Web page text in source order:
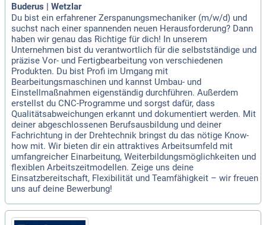
Buderus | Wetzlar
Du bist ein erfahrener Zerspanungsmechaniker (m/w/d) und
suchst nach einer spannenden neuen Herausforderung? Dann
haben wir genau das Richtige für dich! In unserem
Unternehmen bist du verantwortlich für die selbstständige und
präzise Vor- und Fertigbearbeitung von verschiedenen
Produkten. Du bist Profi im Umgang mit
Bearbeitungsmaschinen und kannst Umbau- und
Einstellmaßnahmen eigenständig durchführen. Außerdem
erstellst du CNC-Programme und sorgst dafür, dass
Qualitätsabweichungen erkannt und dokumentiert werden. Mit
deiner abgeschlossenen Berufsausbildung und deiner
Fachrichtung in der Drehtechnik bringst du das nötige Know-
how mit. Wir bieten dir ein attraktives Arbeitsumfeld mit
umfangreicher Einarbeitung, Weiterbildungsmöglichkeiten und
flexiblen Arbeitszeitmodellen. Zeige uns deine
Einsatzbereitschaft, Flexibilität und Teamfähigkeit – wir freuen
uns auf deine Bewerbung!